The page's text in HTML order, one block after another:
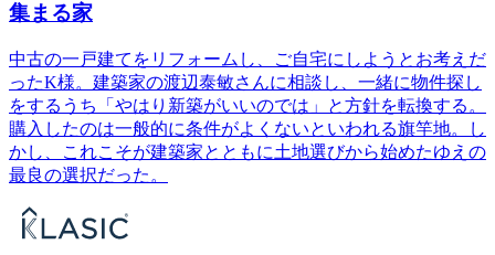
集まる家
中古の一戸建てをリフォームし、ご自宅にしようとお考えだ
ったK様。建築家の渡辺泰敏さんに相談し、一緒に物件探し
をするうち「やはり新築がいいのでは」と方針を転換する。
購入したのは一般的に条件がよくないといわれる旗竿地。し
かし、これこそが建築家とともに土地選びから始めたゆえの
最良の選択だった。